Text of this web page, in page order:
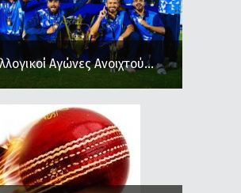
Αγώνες Ανοιχτού...